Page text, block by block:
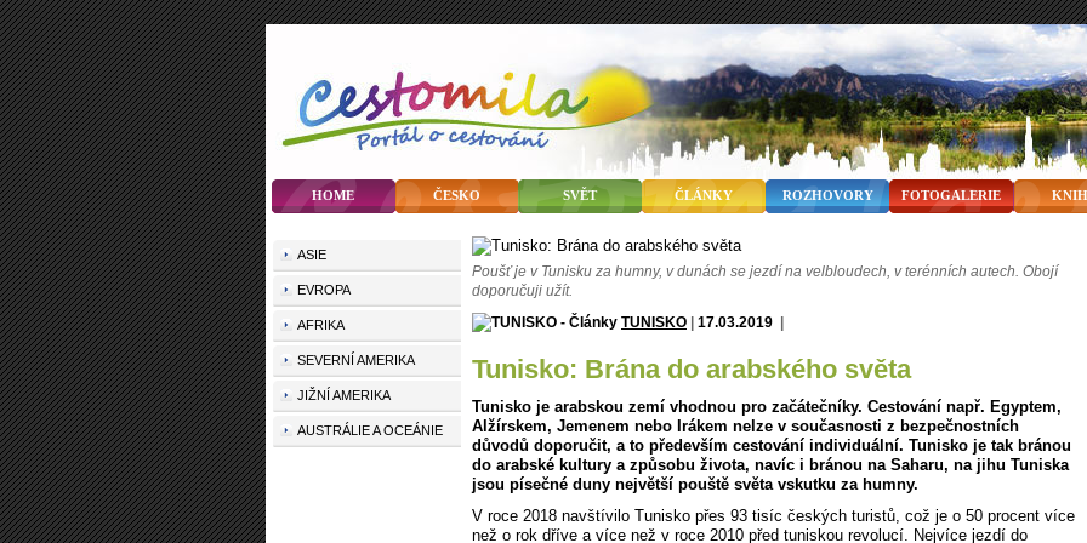
HOME ČESKO SVĚT ČLÁNKY ROZHOVORY FOTOGALERIE
Poušť je v Tunisku za humny, v dunách se jezdí na velbloudech, v terénních autech. Obojí
doporučuji užít.
TUNISKO | 17.03.2019 |
Tunisko: Brána do arabského světa
Tunisko je arabskou zemí vhodnou pro začátečníky. Cestování např. Egyptem,
Alžírskem, Jemenem nebo Irákem nelze v současnosti z bezpečnostních
důvodů doporučit, a to především cestování individuální. Tunisko je tak bránou
do arabské kultury a způsobu života, navíc i bránou na Saharu, na jihu Tuniska
jsou písečné duny největší pouště světa vskutku za humny.
V roce 2018 navštívilo Tunisko přes 93 tisíc českých turistů, což je o 50 procent více
než o rok dříve a více než v roce 2010 před tuniskou revolucí. Nejvíce jezdí do
ASIE
EVROPA
AFRIKA
SEVERNÍ AMERIKA
JIŽNÍ AMERIKA
AUSTRÁLIE A OCEÁNIE